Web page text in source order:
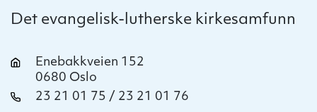
Det evangelisk-lutherske kirkesamfunn
Enebakkveien 152
0680 Oslo
23 21 01 75 / 23 21 01 76